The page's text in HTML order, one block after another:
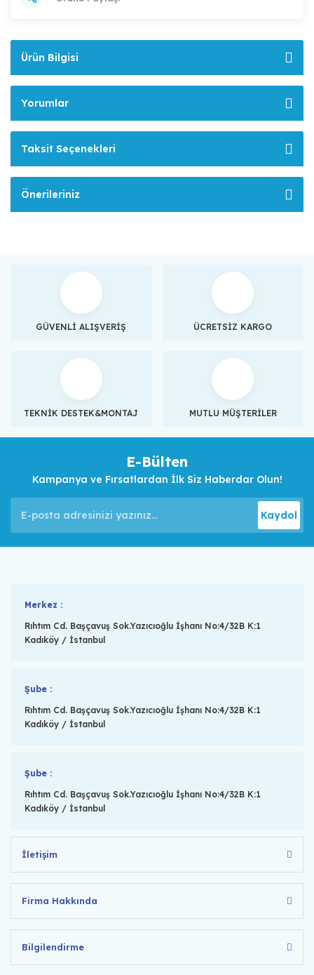
Ürün Bilgisi
Yorumlar
Taksit Seçenekleri
Önerileriniz
GÜVENLİ ALIŞVERİŞ ÜCRETSİZ KARGO
TEKNİK DESTEK&MONTAJ MUTLU MÜŞTERİLER
E-Bülten
Kampanya ve Fırsatlardan İlk Siz Haberdar Olun!
Kaydol
Merkez :
Rıhtım Cd. Başçavuş Sok.Yazıcıoğlu İşhanı No:4/32B K:1
Kadıköy / İstanbul
Şube :
Rıhtım Cd. Başçavuş Sok.Yazıcıoğlu İşhanı No:4/32B K:1
Kadıköy / İstanbul
Şube :
Rıhtım Cd. Başçavuş Sok.Yazıcıoğlu İşhanı No:4/32B K:1
Kadıköy / İstanbul
İletişim
Firma Hakkında
Bilgilendirme